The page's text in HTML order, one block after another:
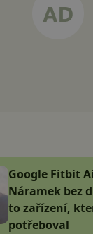
Google Fitbit
Náramek bez
to zařízení,
potřeboval